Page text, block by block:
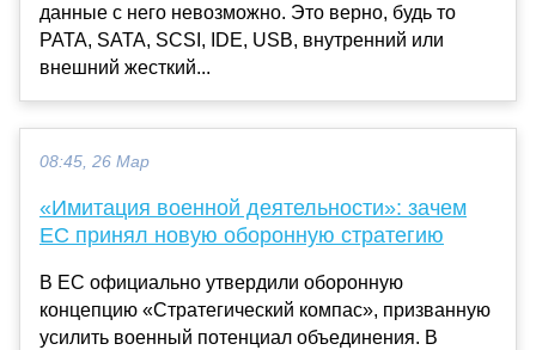
данные с него невозможно. Это верно, будь то
PATA, SATA, SCSI, IDE, USB, внутренний или
внешний жесткий...
08:45, 26 Мар
«Имитация военной деятельности»: зачем
ЕС принял новую оборонную стратегию
В ЕС официально утвердили оборонную
концепцию «Стратегический компас», призванную
усилить военный потенциал объединения. В